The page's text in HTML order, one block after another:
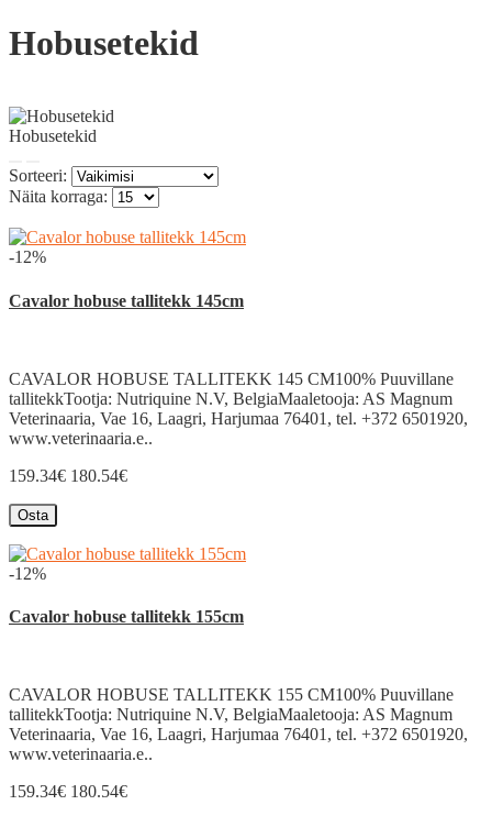
Hobusetekid
Hobusetekid
Sorteeri:
Näita korraga:
-12%
Cavalor hobuse tallitekk 145cm
CAVALOR HOBUSE TALLITEKK 145 CM100% Puuvillane
tallitekkTootja: Nutriquine N.V, BelgiaMaaletooja: AS Magnum
Veterinaaria, Vae 16, Laagri, Harjumaa 76401, tel. +372 6501920,
www.veterinaaria.e..
159.34€ 180.54€
Osta
-12%
Cavalor hobuse tallitekk 155cm
CAVALOR HOBUSE TALLITEKK 155 CM100% Puuvillane
tallitekkTootja: Nutriquine N.V, BelgiaMaaletooja: AS Magnum
Veterinaaria, Vae 16, Laagri, Harjumaa 76401, tel. +372 6501920,
www.veterinaaria.e..
159.34€ 180.54€